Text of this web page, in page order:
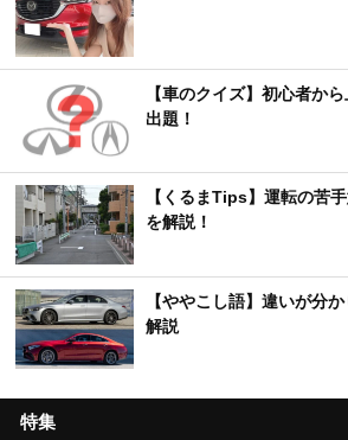
【車のクイズ】初心者か
出題！
【くるまTips】運転の苦
を解説！
【ややこし語】違いが分
解説
特集